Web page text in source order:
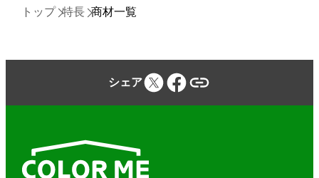
トップ 特長 商材一覧
シェア